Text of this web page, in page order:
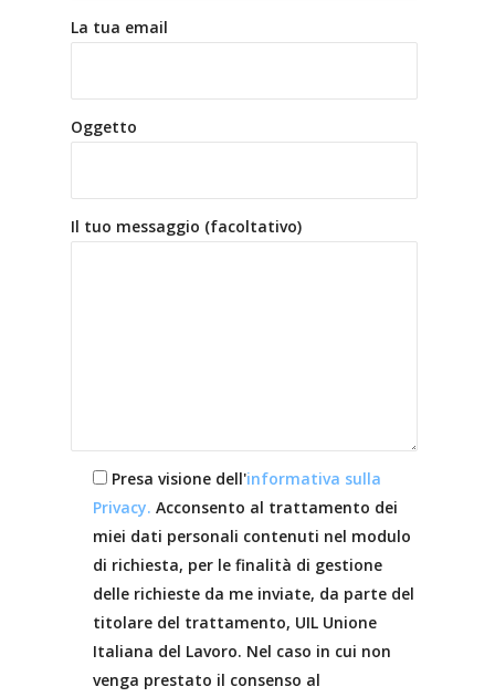
La tua email
Oggetto
Il tuo messaggio (facoltativo)
Presa visione dell'informativa sulla
Privacy. Acconsento al trattamento dei
miei dati personali contenuti nel modulo
di richiesta, per le finalità di gestione
delle richieste da me inviate, da parte del
titolare del trattamento, UIL Unione
Italiana del Lavoro. Nel caso in cui non
venga prestato il consenso al